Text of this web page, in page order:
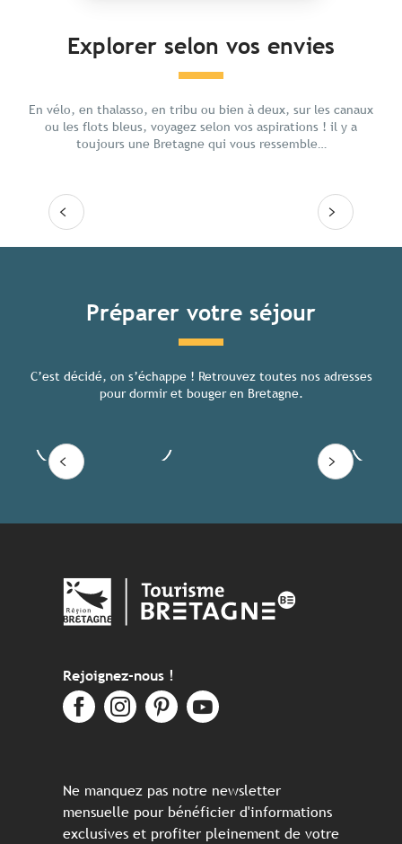
Explorer selon vos envies
En vélo, en thalasso, en tribu ou bien à deux, sur les canaux
ou les flots bleus, voyagez selon vos aspirations ! il y a
toujours une Bretagne qui vous ressemble…
Aventure
Lire la suite
Préparer votre séjour
C’est décidé, on s’échappe ! Retrouvez toutes nos adresses
pour dormir et bouger en Bretagne.
Tous les hébergements
Voir les offres
Rejoignez-nous !
Ne manquez pas notre newsletter
mensuelle pour bénéficier d'informations
exclusives et profiter pleinement de votre